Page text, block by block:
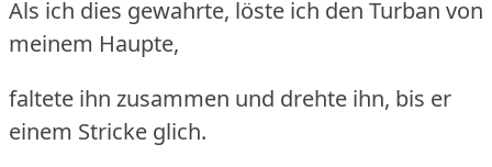
Als ich dies gewahrte, löste ich den Turban von
meinem Haupte,
faltete ihn zusammen und drehte ihn, bis er
einem Stricke glich.